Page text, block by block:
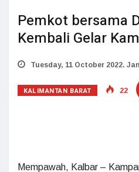
Pemkot bersama
Kembali Gelar
Tuesday, 11 October 2022.
KALIMANTAN BARAT 22
Mempawah, Kalbar –